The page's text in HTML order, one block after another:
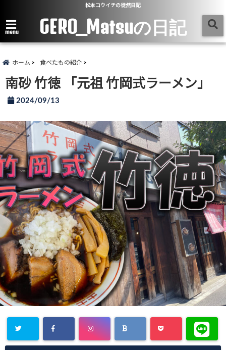
松本コウイチの徒然日記
menu GERO_Matsuの日記
ホーム 食べたもの紹介
南砂 竹徳 「元祖 竹岡式ラーメン」
2024/09/13
Warning: